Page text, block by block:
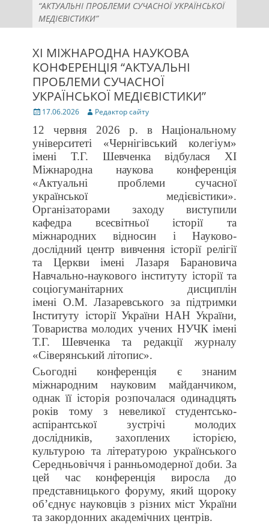
“АКТУАЛЬНІ ПРОБЛЕМИ СУЧАСНОЇ УКРАЇНСЬКОЇ
МЕДІЄВІСТИКИ”
ХІ МІЖНАРОДНА НАУКОВА
КОНФЕРЕНЦІЯ “АКТУАЛЬНІ
ПРОБЛЕМИ СУЧАСНОЇ
УКРАЇНСЬКОЇ МЕДІЄВІСТИКИ”
Posted
17.06.2026 Author
Редактор сайту
12 червня 2026 р. в Національному
університеті «Чернігівський колегіум»
імені Т.Г. Шевченка відбулася ХІ
Міжнародна наукова конференція
«Актуальні проблеми сучасної
української медієвістики».
Організаторами заходу виступили
кафедра всесвітньої історії та
міжнародних відносин і Науково-
дослідний центр вивчення історії релігії
та Церкви імені Лазаря Барановича
Навчально-наукового інституту історії та
соціогуманітарних дисциплін
імені О.М. Лазаревського за підтримки
Інституту історії України НАН України,
Товариства молодих учених НУЧК імені
Т.Г. Шевченка та редакції журналу
«Сіверянський літопис».
Сьогодні конференція є знаним
міжнародним науковим майданчиком,
однак її історія розпочалася одинадцять
років тому з невеликої студентсько-
аспірантської зустрічі молодих
дослідників, захоплених історією,
культурою та літературою українського
Середньовіччя і ранньомодерної доби. За
цей час конференція виросла до
представницького форуму, який щороку
об’єднує науковців з різних міст України
та закордонних академічних центрів.